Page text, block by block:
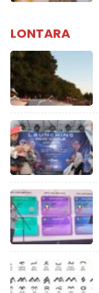
LONTARA